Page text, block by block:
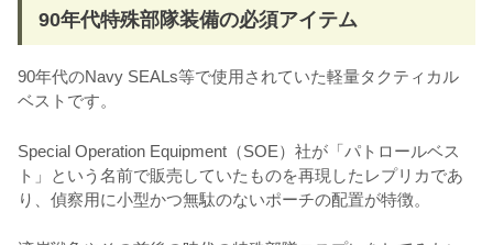
90年代特殊部隊装備の必須アイテム
90年代のNavy SEALs等で使用されていた軽量タクティカル
ベストです。
Special Operation Equipment（SOE）社が「パトロールベス
ト」という名前で販売していたものを再現したレプリカであ
り、偵察用に小型かつ無駄のないポーチの配置が特徴。